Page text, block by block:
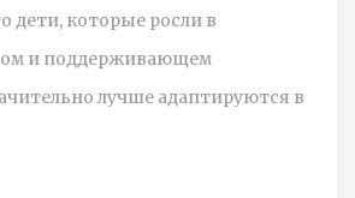
дети, которые росли в
и поддерживающем
лучше адаптируются в